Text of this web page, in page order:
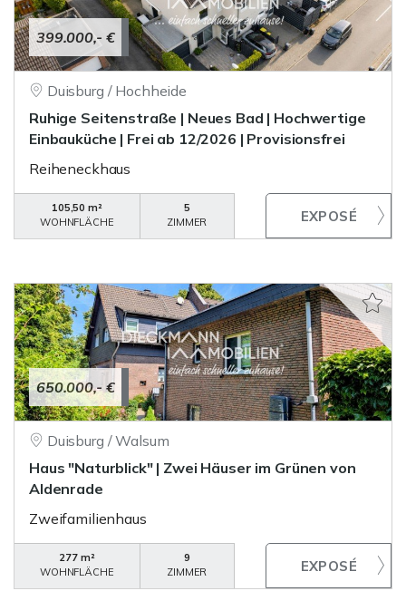
399.000,- €
Duisburg / Hochheide
Ruhige Seitenstraße | Neues Bad | Hochwertige
Einbauküche | Frei ab 12/2026 | Provisionsfrei
Reiheneckhaus
105,50 m²
WOHNFLÄCHE
5
ZIMMER
650.000,- €
Duisburg / Walsum
Haus "Naturblick" | Zwei Häuser im Grünen von
Aldenrade
Zweifamilienhaus
277 m²
WOHNFLÄCHE
9
ZIMMER